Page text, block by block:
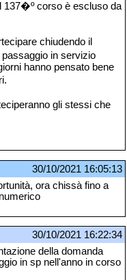
137�º corso è escluso da
chiudendo il
in servizio
hanno pensato bene
gli stessi che
30/10/2021 16:05:13
ora chissà fino a
30/10/2021 16:22:34
della domanda
in sp nell'anno in corso